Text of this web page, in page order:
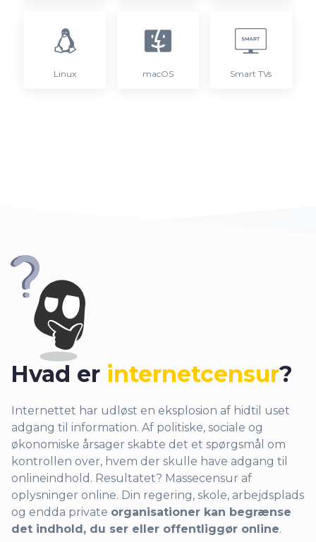
Linux macOS Smart TVs
Hvad er internetcensur?
Internettet har udløst en eksplosion af hidtil uset
adgang til information. Af politiske, sociale og
økonomiske årsager skabte det et spørgsmål om
kontrollen over, hvem der skulle have adgang til
onlineindhold. Resultatet? Massecensur af
oplysninger online. Din regering, skole, arbejdsplads
og endda private organisationer kan begrænse
det indhold, du ser eller offentliggør online.